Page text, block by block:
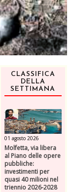
CLASSIFICA
DELLA
SETTIMANA
01 agosto 2026
Molfetta, via libera
al Piano delle opere
pubbliche:
investimenti per
quasi 40 milioni nel
triennio 2026-2028